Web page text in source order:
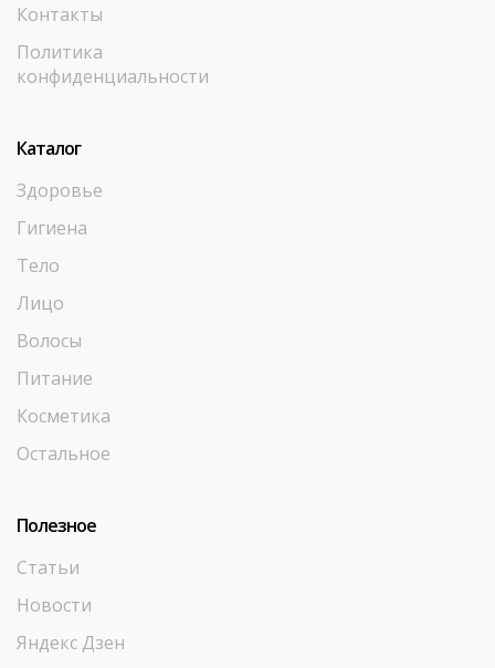
Контакты
Политика
конфиденциальности
Каталог
Здоровье
Гигиена
Тело
Лицо
Волосы
Питание
Косметика
Остальное
Полезное
Статьи
Новости
Яндекс Дзен